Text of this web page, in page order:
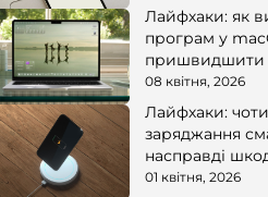
Лайфхаки: як
програм у
пришвидшити
08 квітня, 2026
Лайфхаки:
заряджання
насправді
01 квітня, 2026